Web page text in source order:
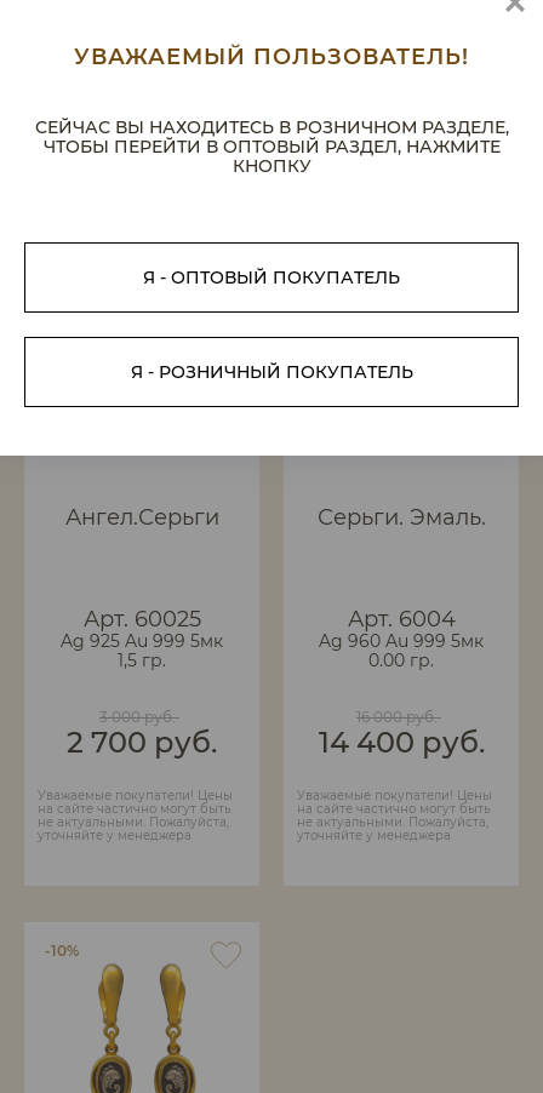
не актуальными. Пожалуйста,
уточняйте у менеджера
не актуальными. Пожалуйста,
уточняйте у менеджера
-10%
Ангел.Серьги
Арт. 60025
Ag 925 Au 999 5мк
1,5 гр.
3 000 руб.
2 700 руб.
Уважаемые покупатели! Цены
на сайте частично могут быть
не актуальными. Пожалуйста,
уточняйте у менеджера
-10%
Серьги. Эмаль.
Арт. 6004
Ag 960 Au 999 5мк
0.00 гр.
16 000 руб.
14 400 руб.
Уважаемые покупатели! Цены
на сайте частично могут быть
не актуальными. Пожалуйста,
уточняйте у менеджера
-10%
УВАЖАЕМЫЙ ПОЛЬЗОВАТЕЛЬ!
СЕЙЧАС ВЫ НАХОДИТЕСЬ В РОЗНИЧНОМ РАЗДЕЛЕ,
ЧТОБЫ ПЕРЕЙТИ В ОПТОВЫЙ РАЗДЕЛ, НАЖМИТЕ
КНОПКУ
Я - ОПТОВЫЙ ПОКУПАТЕЛЬ
Я - РОЗНИЧНЫЙ ПОКУПАТЕЛЬ